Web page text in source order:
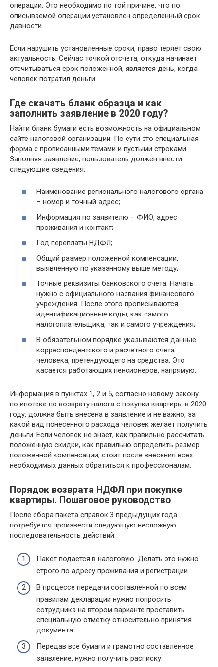
операции. Это необходимо по той причине, что по
описываемой операции установлен определенный срок
давности.
Если нарушить установленные сроки, право теряет свою
актуальность. Сейчас точкой отсчета, откуда начинает
отсчитываться срок положенной, является день, когда
человек потратил деньги.
Где скачать бланк образца и как
заполнить заявление в 2020 году?
Найти бланк бумаги есть возможность на официальном
сайте налоговой организации. По сути это специальная
форма с прописанными темами и пустыми строками.
Заполняя заявление, пользователь должен внести
следующие сведения:
Наименование регионального налогового органа
– номер и точный адрес;
Информация по заявителю – ФИО, адрес
проживания и контакт;
Год переплаты НДФЛ;
Общий размер положенной компенсации,
выявленную по указанному выше методу;
Точные реквизиты банковского счета. Начать
нужно с официального названия финансового
учреждения. После этого прописываются
идентификационные коды, как самого
налогоплательщика, так и самого учреждения;
В обязательном порядке указываются данные
корреспондентского и расчетного счета
человека, претендующего на средства. Это
касается работающих пенсионеров, напрямую.
Информация в пунктах 1, 2 и 5, согласно новому закону
по ипотеке по возврату налога с покупки квартиры в 2020
году, должна быть внесена в заявление и не важно, за
какой вид понесенного расхода человек желает получить
деньги. Если человек не знает, как правильно рассчитать
положенную скидки, как правильно определить размер
положенной компенсации, стоит после внесения всех
необходимых данных обратиться к профессионалам.
Порядок возврата НДФЛ при покупке
квартиры. Пошаговое руководство
После сбора пакета справок 3 предыдущих года
потребуется произвести следующую несложную
последовательность действий:
Пакет подается в налоговую. Делать это нужно
строго по адресу проживания и регистрации.
В процессе передачи составленной по всем
правилам декларации нужно попросить
сотрудника на втором варианте проставить
специальную отметку относительно принятия
документа.
Передав все бумаги и грамотно составленное
заявление, нужно получить расписку.